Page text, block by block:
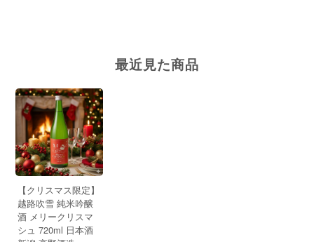
最近見た商品
【クリスマス限定】
越路吹雪 純米吟醸
酒 メリークリスマ
シュ 720ml 日本酒